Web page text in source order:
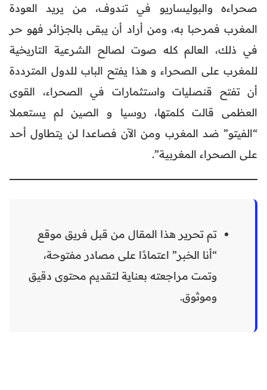
صحراءه والبوليساريو في تندوف، من يريد العودة
المغرب فمرحبا به، ومن أراد أن يبقى بالجزائر فهو حر
في ذلك، العالم كله صوت لصالح الشرعية التاريخية
للمغرب على الصحراء و هذا يفتح الباب للدول المترددة
أن تفتح قنصليات واستثمارات في الصحراء، القوى
العظمى قالت كلمتها، روسيا و الصين لم يستعملا
“الفيتو” ضد المغرب ومن الآن فصاعدا لن يتطاول أحد
على الصحراء المغربية”.
تم تحرير هذا المقال من قبل فريق موقع
“أنا الخبر” اعتمادًا على مصادر مفتوحة،
وتمت مراجعته بعناية لتقديم محتوى دقيق
وموثوق.